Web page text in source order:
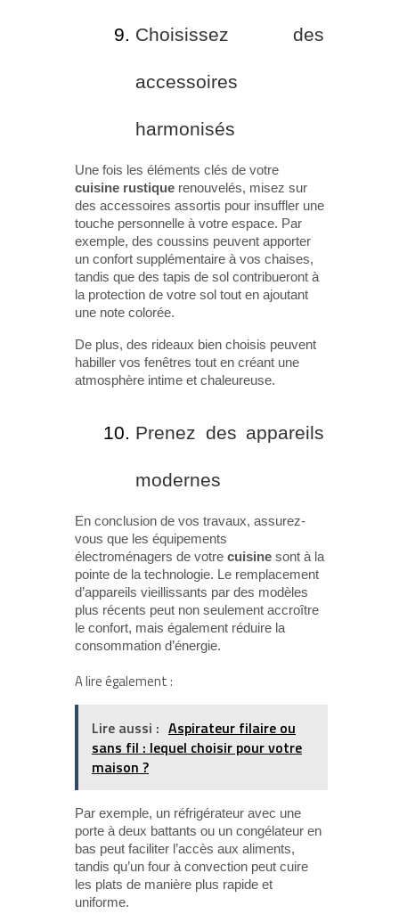
Choisissez des
accessoires
harmonisés
Une fois les éléments clés de votre
cuisine rustique renouvelés, misez sur
des accessoires assortis pour insuffler une
touche personnelle à votre espace. Par
exemple, des coussins peuvent apporter
un confort supplémentaire à vos chaises,
tandis que des tapis de sol contribueront à
la protection de votre sol tout en ajoutant
une note colorée.
De plus, des rideaux bien choisis peuvent
habiller vos fenêtres tout en créant une
atmosphère intime et chaleureuse.
Prenez des appareils
modernes
En conclusion de vos travaux, assurez-
vous que les équipements
électroménagers de votre cuisine sont à la
pointe de la technologie. Le remplacement
d’appareils vieillissants par des modèles
plus récents peut non seulement accroître
le confort, mais également réduire la
consommation d’énergie.
A lire également :
Lire aussi : Aspirateur filaire ou
sans fil : lequel choisir pour votre
maison ?
Par exemple, un réfrigérateur avec une
porte à deux battants ou un congélateur en
bas peut faciliter l’accès aux aliments,
tandis qu’un four à convection peut cuire
les plats de manière plus rapide et
uniforme.